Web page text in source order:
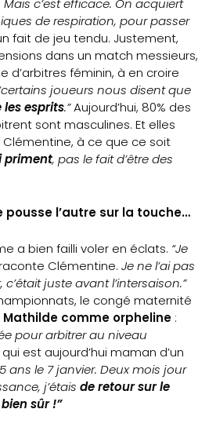
Mais c’est efficace. On acquiert
de respiration, pour passer
fait de jeu tendu. Justement,
dans un match messieurs,
d’arbitres féminin, à en croire
joueurs nous disent que
les esprits.”Aujourd’hui, 80% des
sont masculines. Et elles
à ce que ce soit
priment, pas le fait d’être des
pousse l’autre sur la touche…
a bien failli voler en éclats. “Je
Clémentine.Je ne l’ai pas
juste avant l’intersaison.”
le congé maternité
comme orpheline :
pour arbitrer au niveau
est aujourd’hui maman d’un
ans le 7 janvier. Deux mois jour
j’étaisde retour sur le
sûr !”